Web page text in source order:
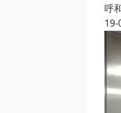
呼
19-